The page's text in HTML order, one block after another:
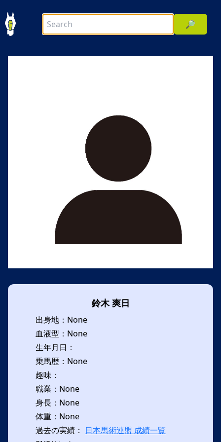
🔎
鈴木 爽日
出身地：None
血液型：None
生年月日：
乗馬歴：None
趣味：
職業：None
身長：None
体重：None
過去の実績： 日本馬術連盟 成績一覧